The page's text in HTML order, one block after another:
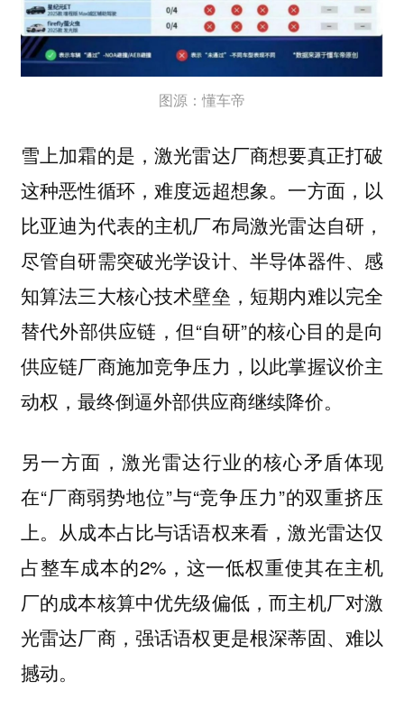
图源：懂车帝
雪上加霜的是，激光雷达厂商想要真正打破
这种恶性循环，难度远超想象。一方面，以
比亚迪为代表的主机厂布局激光雷达自研，
尽管自研需突破光学设计、半导体器件、感
知算法三大核心技术壁垒，短期内难以完全
替代外部供应链，但“自研”的核心目的是向
供应链厂商施加竞争压力，以此掌握议价主
动权，最终倒逼外部供应商继续降价。
另一方面，激光雷达行业的核心矛盾体现
在“厂商弱势地位”与“竞争压力”的双重挤压
上。从成本占比与话语权来看，激光雷达仅
占整车成本的2%，这一低权重使其在主机
厂的成本核算中优先级偏低，而主机厂对激
光雷达厂商，强话语权更是根深蒂固、难以
撼动。